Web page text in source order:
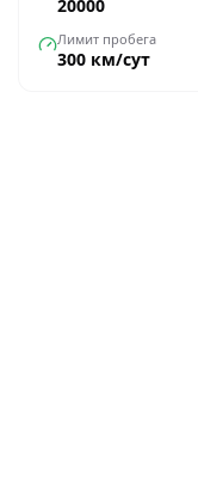
20000
Лимит пробега
300 км/сут